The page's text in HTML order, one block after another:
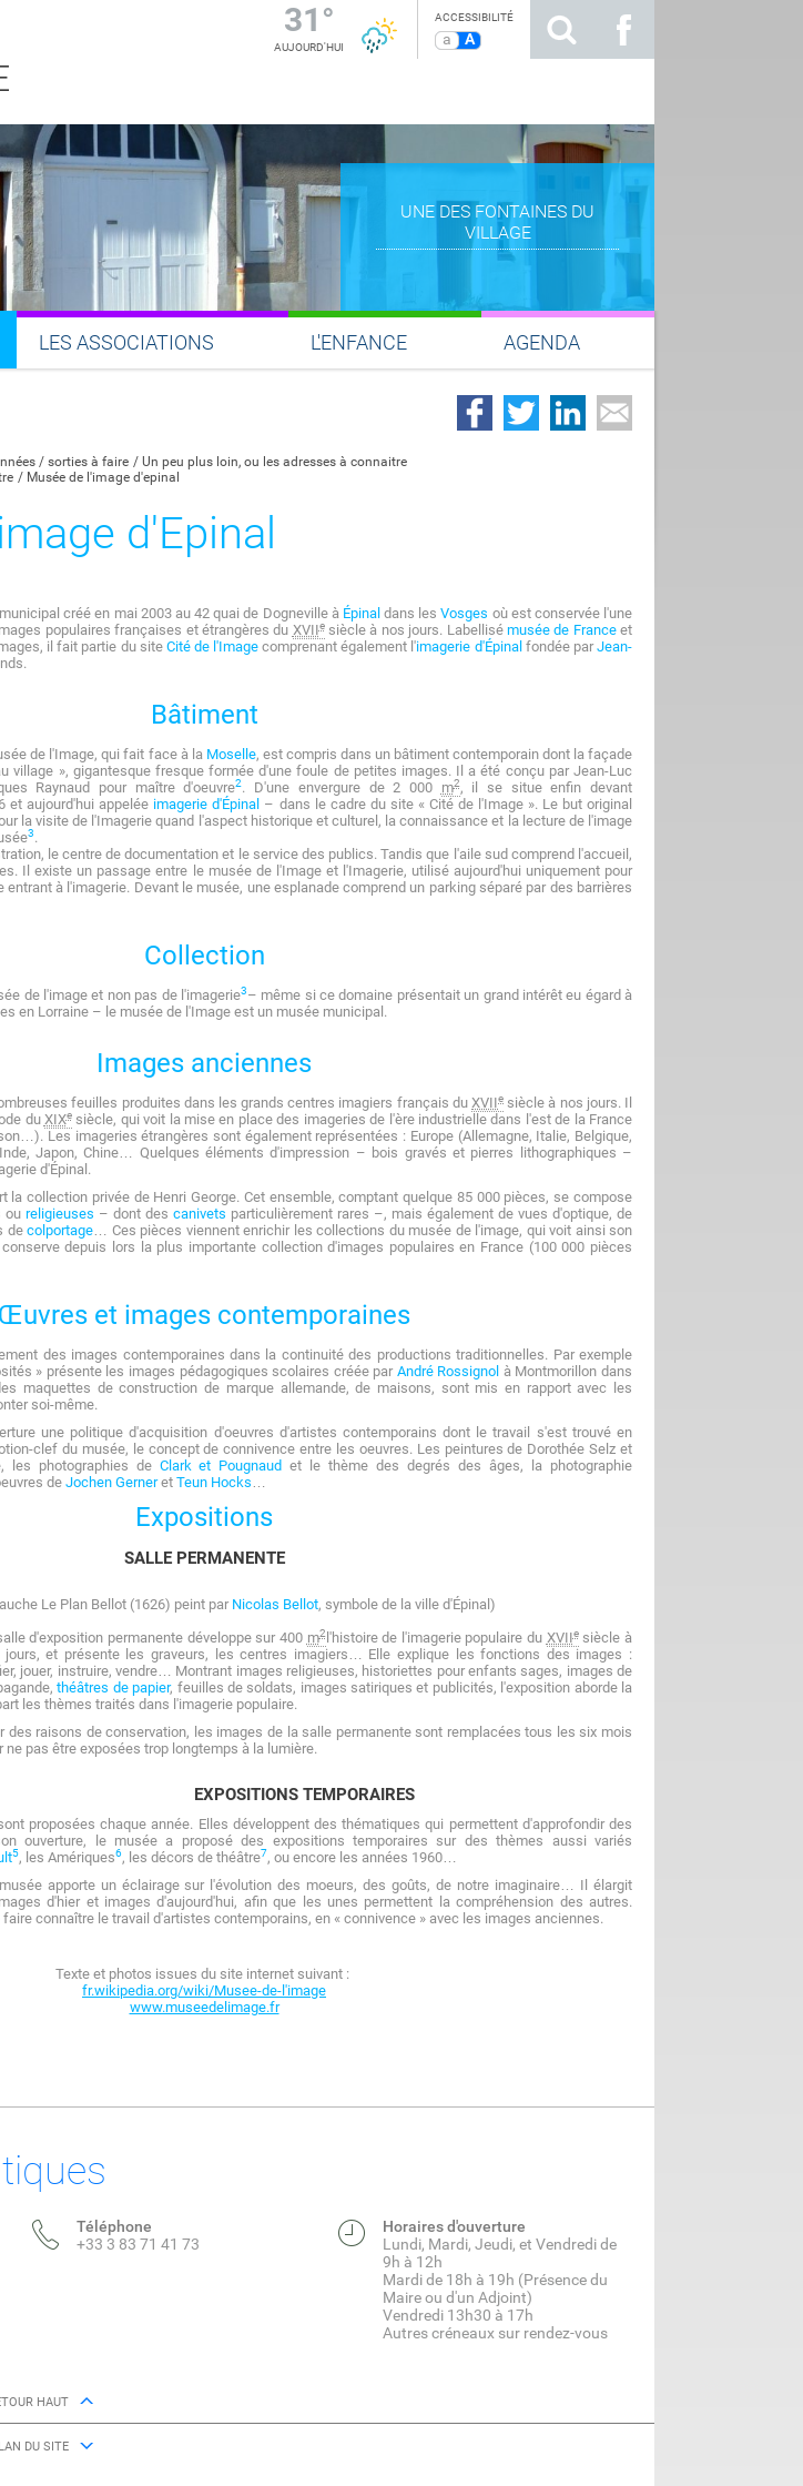
31°
AUJOURD'HUI
ACCESSIBILITÉ
a A
ENTRÉE DU VILLAGE DEPUIS
BERTRICHAMPS
LES ASSOCIATIONS L'ENFANCE AGENDA
/ sorties à faire
Un peu plus loin, ou les adresses à connaitre
Musée de l'image d'epinal
d'Epinal
créé en mai 2003 au 42 quai de Dogneville à Épinal dans lesVosges où est conservée l'une
populaires françaises et étrangères du XVIIesiècle à nos jours. Labellisé musée de Franceet
il fait partie du site Cité de l'Image comprenant également l'imagerie d'Épinal fondée parJean-
Bâtiment
de l'Image, qui fait face à la Moselle, est compris dans un bâtiment contemporain dont la façade
village », gigantesque fresque formée d'une foule de petites images. Il a été conçu par Jean-Luc
Raynaud pour maître d'oeuvre2. D'une envergure de 2 000 m2, il se situe enfin devant
et aujourd'hui appelée imagerie d'Épinal – dans le cadre du site « Cité de l'Image ». Le but original
la visite de l'Imagerie quand l'aspect historique et culturel, la connaissance et la lecture de l'image
3.
le centre de documentation et le service des publics. Tandis que l'aile sud comprend l'accueil,
Il existe un passage entre le musée de l'Image et l'Imagerie, utilisé aujourd'hui uniquement pour
à l'imagerie. Devant le musée, une esplanade comprend un parking séparé par des barrières
Collection
de l'image et non pas de l'imagerie3– même si ce domaine présentait un grand intérêt eu égard à
en Lorraine – le musée de l'Image est un musée municipal.
Images anciennes
feuilles produites dans les grands centres imagiers français duXVIIe siècle à nos jours. Il
du XIXesiècle, qui voit la mise en place des imageries de l'ère industrielle dans l'est de la France
Les imageries étrangères sont également représentées : Europe (Allemagne, Italie, Belgique,
Japon, Chine… Quelques éléments d'impression – bois gravés et pierres lithographiques –
d'Épinal.
la collection privée de Henri George. Cet ensemble, comptant quelque 85 000 pièces, se compose
ou religieuses – dont des canivets particulièrement rares –, mais également de vues d'optique, de
decolportage… Ces pièces viennent enrichir les collections du musée de l'image, qui voit ainsi son
depuis lors la plus importante collection d'images populaires en France (100 000 pièces
Œuvres et images contemporaines
des images contemporaines dans la continuité des productions traditionnelles. Par exemple
» présente les images pédagogiques scolaires créée par André Rossignol à Montmorillon dans
maquettes de construction de marque allemande, de maisons, sont mis en rapport avec les
soi-même.
une politique d'acquisition d'oeuvres d'artistes contemporains dont le travail s'est trouvé en
clef du musée, le concept de connivence entre les oeuvres. Les peintures de Dorothée Selz et
les photographies de Clark et Pougnaud et le thème des degrés des âges, la photographie
deJochen Gerneret Teun Hocks…
Expositions
SALLE PERMANENTE
Le Plan Bellot (1626) peint par Nicolas Bellot, symbole de la ville d'Épinal)
d'exposition permanente développe sur 400 m2l'histoire de l'imagerie populaire du XVIIesiècle à
jours, et présente les graveurs, les centres imagiers… Elle explique les fonctions des images :
jouer, instruire, vendre… Montrant images religieuses, historiettes pour enfants sages, images de
théâtres de papier, feuilles de soldats, images satiriques et publicités, l'exposition aborde la
les thèmes traités dans l'imagerie populaire.
des raisons de conservation, les images de la salle permanente sont remplacées tous les six mois
ne pas être exposées trop longtemps à la lumière.
EXPOSITIONS TEMPORAIRES
proposées chaque année. Elles développent des thématiques qui permettent d'approfondir des
ouverture, le musée a proposé des expositions temporaires sur des thèmes aussi variés
5, les Amériques6, les décors de théâtre7, ou encore les années 1960…
apporte un éclairage sur l'évolution des moeurs, des goûts, de notre imaginaire… Il élargit
d'hier et images d'aujourd'hui, afin que les unes permettent la compréhension des autres.
connaître le travail d'artistes contemporains, en « connivence » avec les images anciennes.
​Texte et photos issues du site internet suivant :
fr.wikipedia.org/wiki/Musee-de-l'image
www.museedelimage.fr
Téléphone
+33 3 83 71 41 73
Horaires d'ouverture
Lundi, Mardi, Jeudi, et Vendredi de
9h à 12h
Mardi de 18h à 19h (Présence du
Maire ou d'un Adjoint)
Vendredi 13h30 à 17h
Autres créneaux sur rendez-vous
HAUT
DU SITE